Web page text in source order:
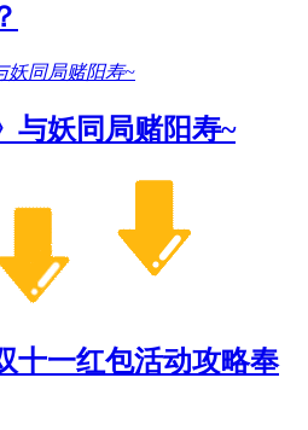
与妖同局赌阳寿~
十一红包活动攻略奉